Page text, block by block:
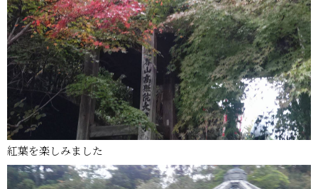
紅葉を楽しみました